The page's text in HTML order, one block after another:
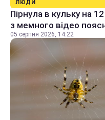
ЛЮДИ
Пірнула в кульку на
з мемного відео
05 серпня 2026, 14:22